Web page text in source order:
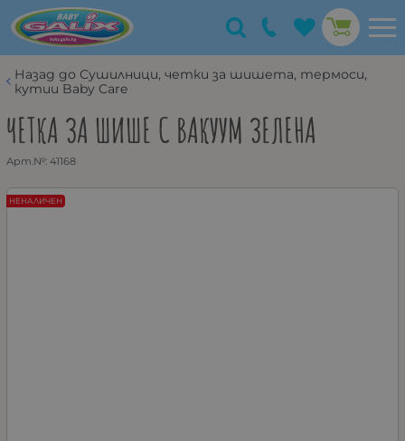
Назад до Сушилници, четки за шишета, термоси,
кутии Baby Care
ЧЕТКА ЗА ШИШЕ С ВАКУУМ ЗЕЛЕНА
Арт.№: 41168
НЕНАЛИЧЕН